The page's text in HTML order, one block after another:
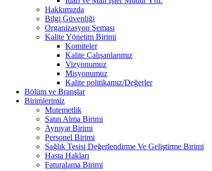
Hakkımızda
Bilgi Güvenliği
Organizasyon Şeması
Kalite Yönetim Birimi
Komiteler
Kalite Çalışanlarımız
Vizyonumuz
Misyonumuz
Kalite politikamız/Değerler
Bölüm ve Branşlar
Birimlerimiz
Mutemetlik
Satın Alma Birimi
Aynıyat Birimi
Personel Birimi
Sağlık Tesisi Değerlendirme Ve Geliştirme Birimi
Hasta Hakları
Faturalama Birimi